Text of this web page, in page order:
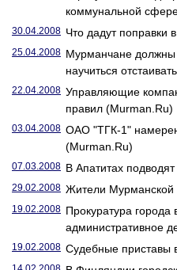
коммунальной
30.04.2008 Что дадут
25.04.2008 Мурманчане
научиться
22.04.2008 Управляющие
правил (Murman.Ru)
03.04.2008 ОАО "ТГК-1"
(Murman.Ru)
07.03.2008 В Апатитах
29.02.2008 Жители Мурманской
19.02.2008 Прокуратура
административное
19.02.2008 Судебные приставы